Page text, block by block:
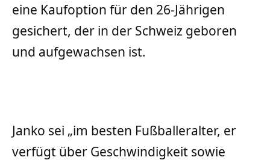
eine Kaufoption für den 26-Jährigen
gesichert, der in der Schweiz geboren
und aufgewachsen ist.
Janko sei „im besten Fußballeralter, er
verfügt über Geschwindigkeit sowie